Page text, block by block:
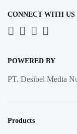
CONNECT WITH US
POWERED BY
PT. Desibel Media
Products